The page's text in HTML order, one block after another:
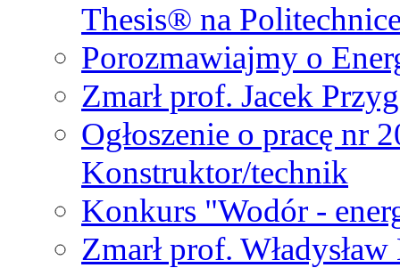
Thesis® na
Porozmawiajmy o
Zmarł prof. Jacek
Ogłoszenie o pracę nr
Konstruktor/technik
Konkurs "Wodór -
Zmarł prof.